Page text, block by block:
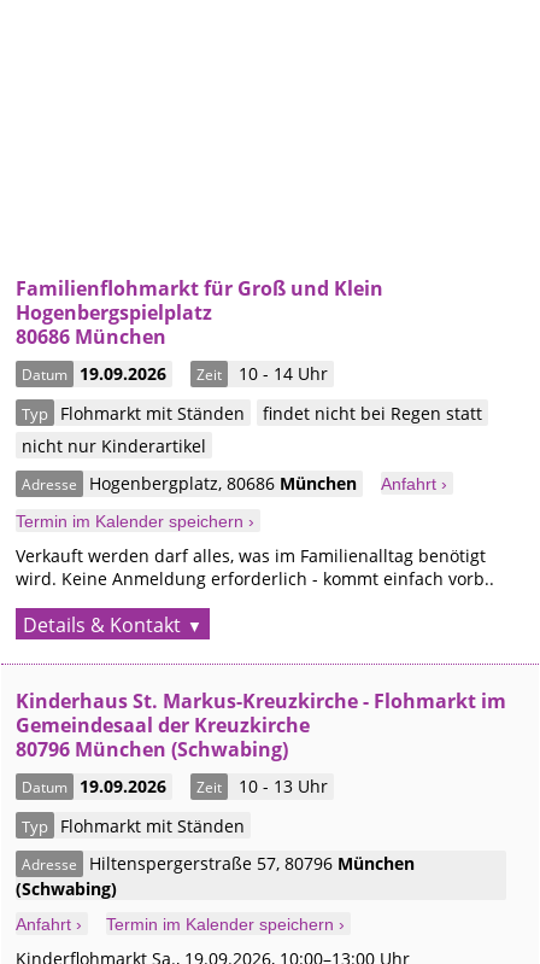
Familienflohmarkt für Groß und Klein
Hogenbergspielplatz
80686 München
Datum 19.09.2026 Zeit 10 - 14 Uhr
Typ Flohmarkt mit Ständen
findet nicht bei Regen statt
nicht nur Kinderartikel
Adresse Hogenbergplatz,80686 München
Anfahrt ›
Termin im Kalender speichern ›
Verkauft werden darf alles, was im Familienalltag benötigt
wird. Keine Anmeldung erforderlich - kommt einfach vorb..
Details & Kontakt
Kinderhaus St. Markus-Kreuzkirche - Flohmarkt im
Gemeindesaal der Kreuzkirche
80796 München (Schwabing)
Datum 19.09.2026 Zeit 10 - 13 Uhr
Typ Flohmarkt mit Ständen
Adresse Hiltenspergerstraße 57,80796 München
(Schwabing)
Anfahrt › Termin im Kalender speichern ›
Kinderflohmarkt Sa., 19.09.2026, 10:00–13:00 Uhr